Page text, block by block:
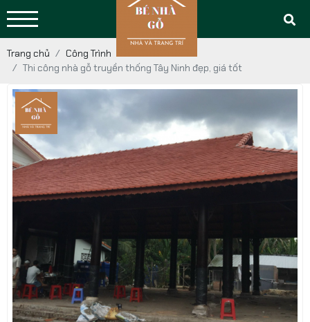
Trang chủ
Công Trình
Thi công nhà gỗ truyền thống Tây Ninh đẹp, giá tốt